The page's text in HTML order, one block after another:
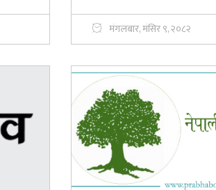
मंगलबार, मंसिर ९, २०८२